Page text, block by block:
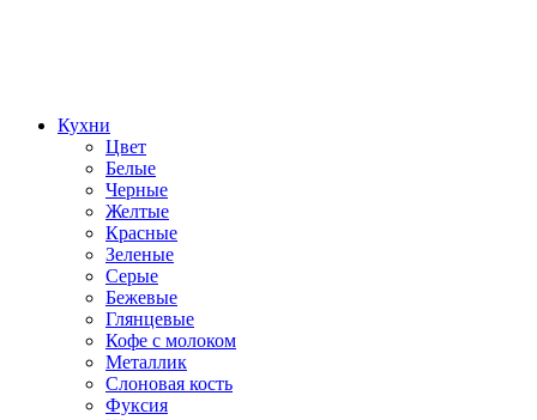
Кухни
Цвет
Белые
Черные
Желтые
Красные
Зеленые
Серые
Бежевые
Глянцевые
Кофе с молоком
Металлик
Слоновая кость
Фуксия